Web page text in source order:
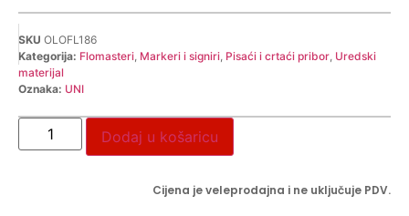
SKU OLOFL186
Kategorija: Flomasteri Markeri i signiri Pisaći i crtaći pribor Uredski
materijal
Oznaka: UNI
Dodaj u košaricu
Cijena je veleprodajna i ne uključuje PDV.